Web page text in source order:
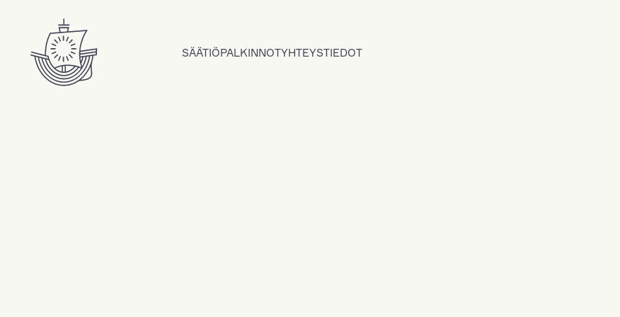
SÄÄTIÖPALKINNOTYHTEYSTIEDOT